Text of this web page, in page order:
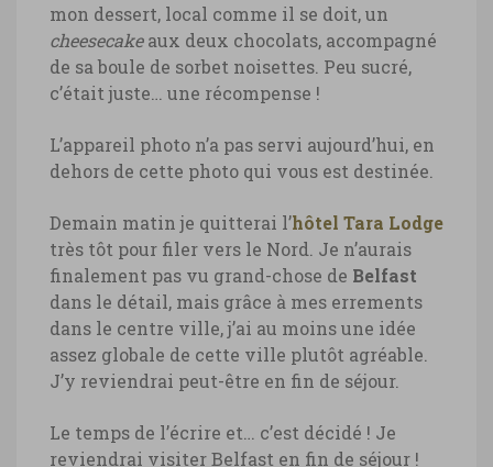
mon dessert, local comme il se doit, un
cheesecakeaux deux chocolats, accompagné
de sa boule de sorbet noisettes. Peu sucré,
c’était juste… une récompense !
L’appareil photo n’a pas servi aujourd’hui, en
dehors de cette photo qui vous est destinée.
Demain matin je quitterai l’hôtel Tara Lodge
très tôt pour filer vers le Nord. Je n’aurais
finalement pas vu grand-chose de Belfast
dans le détail, mais grâce à mes errements
dans le centre ville, j’ai au moins une idée
assez globale de cette ville plutôt agréable.
J’y reviendrai peut-être en fin de séjour.
Le temps de l’écrire et… c’est décidé ! Je
reviendrai visiter Belfast en fin de séjour !